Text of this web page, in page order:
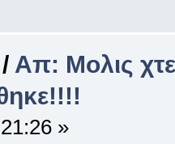
/ Απ: Μολις
»